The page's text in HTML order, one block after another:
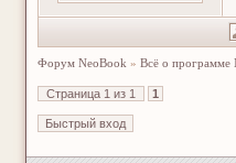
Форум NeoBook » Всё о программе
Страница 1 из 1 1